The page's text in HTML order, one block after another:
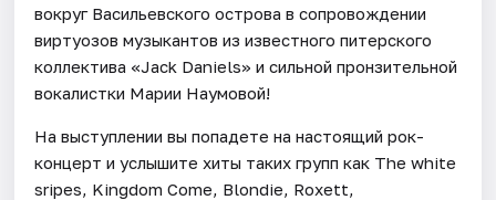
вокруг Васильевского острова в сопровождении
виртуозов музыкантов из известного питерского
коллектива «Jack Daniels» и сильной пронзительной
вокалистки Марии Наумовой!
На выступлении вы попадете на настоящий рок-
концерт и услышите хиты таких групп как The white
sripes, Kingdom Come, Blondie, Roxett,